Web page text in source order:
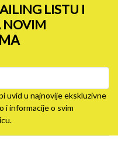
LISTU I
NOVIM
uvid u najnovije ekskluzivne
i informacije o svim